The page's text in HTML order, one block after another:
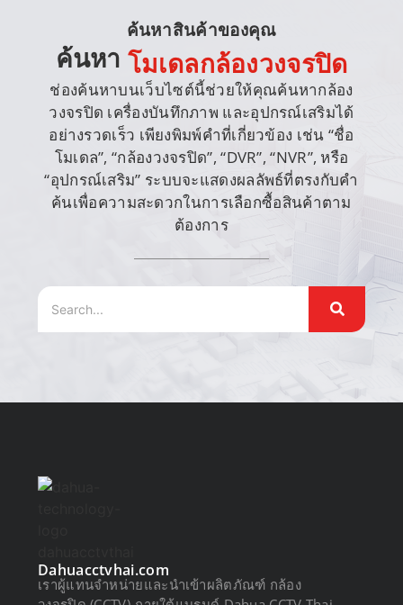
ค้นหาสินค้าของคุณ
ค้นหา โมเดลกล้องวงจรปิด
ช่องค้นหาบนเว็บไซต์นี้ช่วยให้คุณค้นหากล้อง
วงจรปิด เครื่องบันทึกภาพ และอุปกรณ์เสริมได้
อย่างรวดเร็ว เพียงพิมพ์คำที่เกี่ยวข้อง เช่น “ชื่อ
โมเดล”, “กล้องวงจรปิด”, “DVR”, “NVR”, หรือ
“อุปกรณ์เสริม” ระบบจะแสดงผลลัพธ์ที่ตรงกับคำ
ค้นเพื่อความสะดวกในการเลือกซื้อสินค้าตาม
ต้องการ
Dahuacctvhai.com
เราผู้แทนจำหน่ายและนำเข้าผลิตภัณฑ์ กล้อง